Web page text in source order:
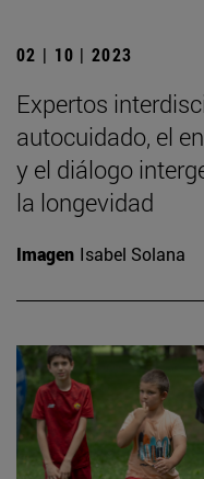
02 | 10 | 2023
Expertos
autocuidado, el
y el diálogo
la longevidad
Imagen Isabel Solana